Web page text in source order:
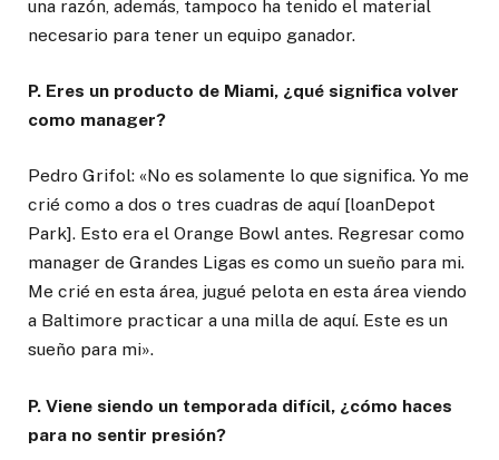
una razón, además, tampoco ha tenido el material
necesario para tener un equipo ganador.
P. Eres un producto de Miami, ¿qué significa volver
como manager?
Pedro Grifol: «No es solamente lo que significa. Yo me
crié como a dos o tres cuadras de aquí [loanDepot
Park]. Esto era el Orange Bowl antes. Regresar como
manager de Grandes Ligas es como un sueño para mi.
Me crié en esta área, jugué pelota en esta área viendo
a Baltimore practicar a una milla de aquí. Este es un
sueño para mi».
P. Viene siendo un temporada difícil, ¿cómo haces
para no sentir presión?